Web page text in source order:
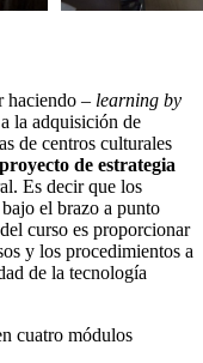
haciendo – learning by
la adquisición de
de centros culturales
de estrategia
Es decir que los
el brazo a punto
curso es proporcionar
y los procedimientos a
de la tecnología
cuatro módulos